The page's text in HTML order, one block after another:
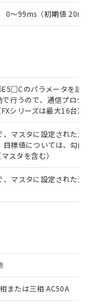
0～99ms（初期値 20ms
のパラメータを読
行うので、通信プログ
シリーズは最大16台）
マスタに設定された温
目標値については、勾配
スタを含む）
マスタに設定された温
または三相 AC50A